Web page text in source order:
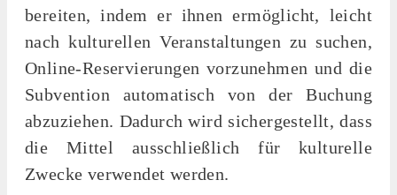
bereiten, indem er ihnen ermöglicht, leicht
nach kulturellen Veranstaltungen zu suchen,
Online-Reservierungen vorzunehmen und die
Subvention automatisch von der Buchung
abzuziehen. Dadurch wird sichergestellt, dass
die Mittel ausschließlich für kulturelle
Zwecke verwendet werden.